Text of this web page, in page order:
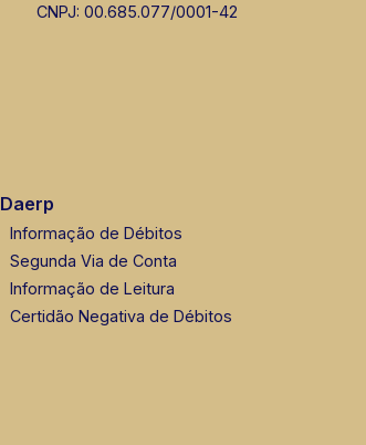
CNPJ: 00.685.077/0001-42
Daerp
Informação de Débitos
Segunda Via de Conta
Informação de Leitura
Certidão Negativa de Débitos